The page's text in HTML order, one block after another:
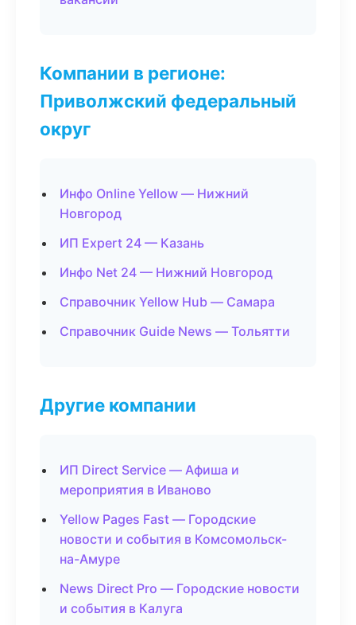
Компании в регионе:
Приволжский федеральный
округ
Инфо Online Yellow — Нижний
Новгород
ИП Expert 24 — Казань
Инфо Net 24 — Нижний Новгород
Справочник Yellow Hub — Самара
Справочник Guide News — Тольятти
Другие компании
ИП Direct Service — Афиша и
мероприятия в Иваново
Yellow Pages Fast — Городские
новости и события в Комсомольск-
на-Амуре
News Direct Pro — Городские новости
и события в Калуга